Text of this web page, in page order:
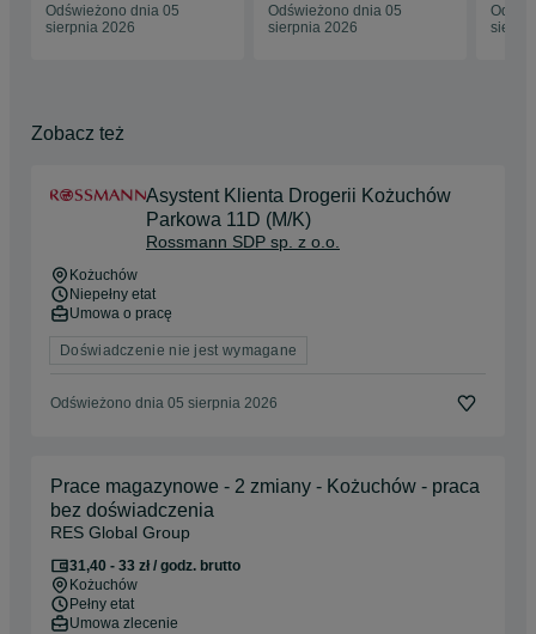
Odświeżono dnia 05
sierpnia 2026
Odświeżono dnia 05
sierpnia 2026
Zobacz też
Asystent Klienta Drogerii Kożuchów
Parkowa 11D (M/K)
Rossmann SDP sp. z o.o.
Kożuchów
Niepełny etat
Umowa o pracę
Doświadczenie nie jest wymagane
Odświeżono dnia 05 sierpnia 2026
Prace magazynowe - 2 zmiany - Kożuchów - praca
bez doświadczenia
RES Global Group
31,40 - 33 zł / godz. brutto
Kożuchów
Pełny etat
Umowa zlecenie